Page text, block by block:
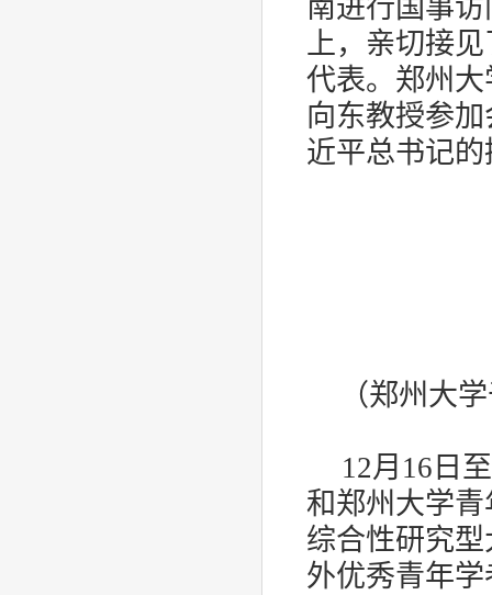
南进行国事
上，亲切接
代表。郑州
向东教授参
近平总书记
（郑州大
12月 16 日至
和郑州大学
综合性研究
外优秀青年